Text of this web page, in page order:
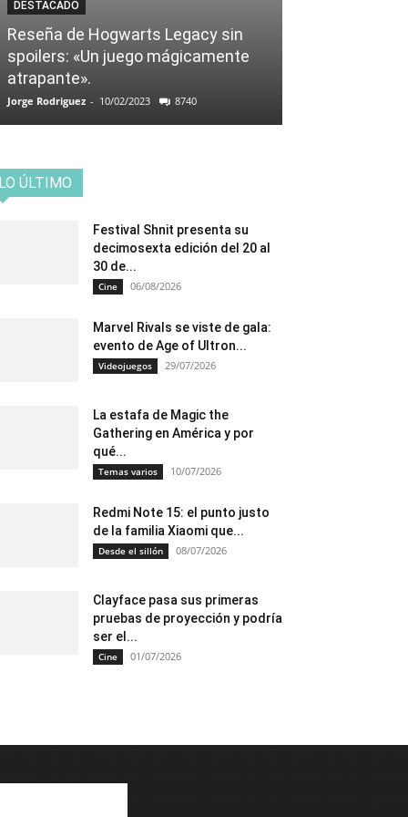
DESTACADO
Reseña de Hogwarts Legacy sin
spoilers: «Un juego mágicamente
atrapante».
Jorge Rodriguez - 10/02/2023 8740
LO ÚLTIMO
Festival Shnit presenta su
decimosexta edición del 20 al
30 de...
Cine 06/08/2026
Marvel Rivals se viste de gala:
evento de Age of Ultron...
Videojuegos 29/07/2026
La estafa de Magic the
Gathering en América y por
qué...
Temas varios 10/07/2026
Redmi Note 15: el punto justo
de la familia Xiaomi que...
Desde el sillón 08/07/2026
Clayface pasa sus primeras
pruebas de proyección y podría
ser el...
Cine 01/07/2026